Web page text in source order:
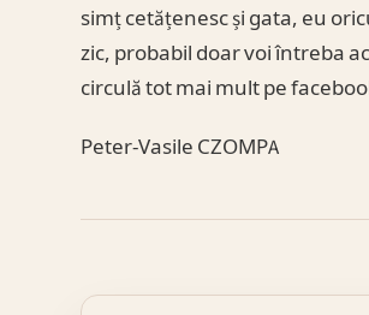
simț cetățenesc și gata, eu
zic, probabil doar voi întreba
circulă tot mai mult pe
Peter-Vasile CZOMPA